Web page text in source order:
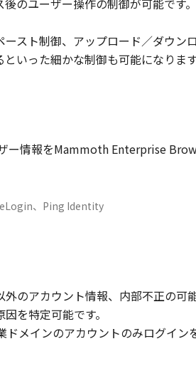
のユーザー操作の制御が可能です
スト制御、アップロード／ダウ
いった細かな制御も可能になります
情報をMammoth Enterprise
、Ping Identity
のアカウント情報、内部不正の
を特定可能です。
メインのアカウントのみログイ